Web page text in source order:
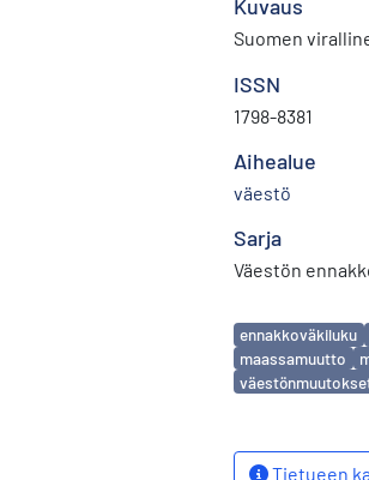
Kuvaus
Suomen
ISSN
1798-8381
Aihealue
väestö
Sarja
Väestön
Avainsanat
ennakkoväkiluku
maassamuutto
Tietueen